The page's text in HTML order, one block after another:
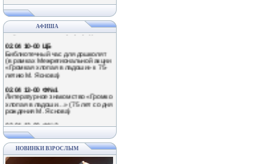
АФИША
0.04 13-00 Ф№1
Обзор книжной выставки
«Путешествие в мир природы»
02.04 10-00 ЦБ
Библиотечный час для дошколят
(в рамках Межрегиональной акции
«Громкая хлопая в ладоши» к 75-
летию М. Яснова)
02.04 13-00 Ф№1
Литературное знакомство «Громко
хлопая в ладоши…» (75 лет со дня
рождения М. Яснова)
02.04 12-00 Ф№2
Забавные приключения по
страницам книг Михаила Яснова в
рамках Межрегиональной акции
«Громкая хлопая в ладоши» (75
лет со дня рождения детского
писателя)
НОВИНКИ ВЗРОСЛЫМ